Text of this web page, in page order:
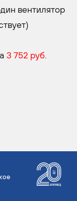
вентилятор
3 752 руб.